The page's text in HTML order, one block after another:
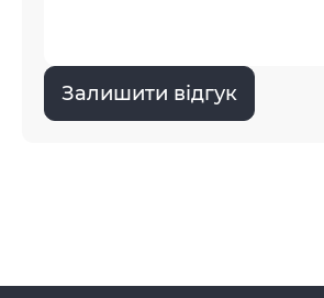
Залишити відгук